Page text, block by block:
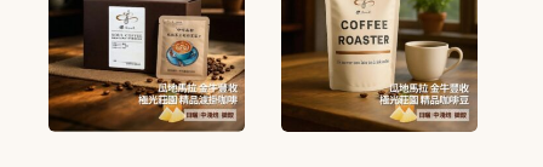
種
款
式。
可
在
款
式。
可
在